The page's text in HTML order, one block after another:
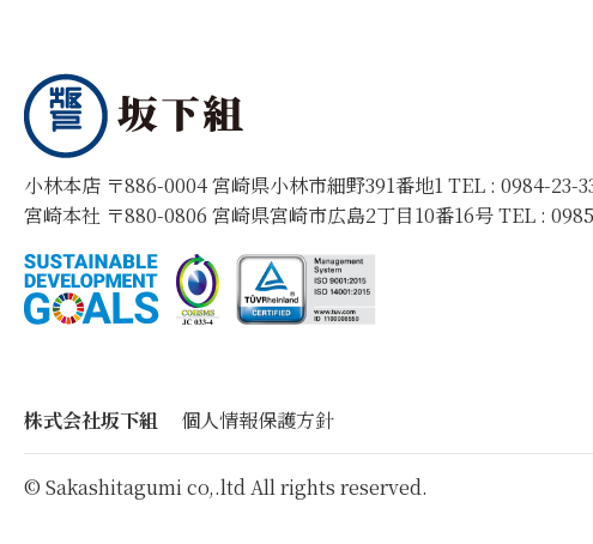
小林本店 〒886-0004 宮崎県小林市細野391番地1 TEL : 0984-23-
宮崎本社 〒880-0806 宮崎県宮崎市広島2丁目10番16号 TEL :
株式会社坂下組 個人情報保護方針
© Sakashitagumi co,.ltd All rights reserved.